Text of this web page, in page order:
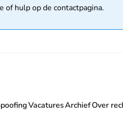
of hulp op de contactpagina.
Rechtspraak.nl
- U verlaat Rechtspraak.nl
Vacatures
- U verlaat Rechtspraak.nl
ArchiefOver